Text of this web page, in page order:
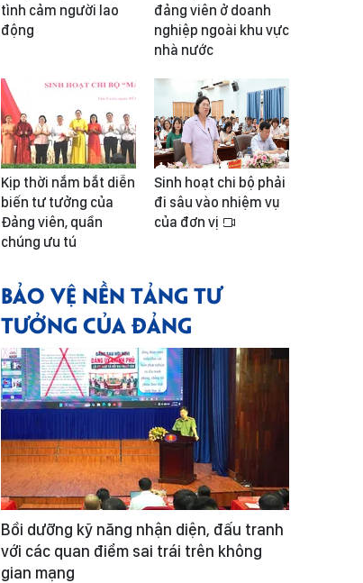
tình cảm người lao
động
đảng viên ở doanh
nghiệp ngoài khu vực
nhà nước
Kịp thời nắm bắt diễn
biến tư tưởng của
Đảng viên, quần
chúng ưu tú
Sinh hoạt chi bộ phải
đi sâu vào nhiệm vụ
của đơn vị
BẢO VỆ NỀN TẢNG TƯ
TƯỞNG CỦA ĐẢNG
Bồi dưỡng kỹ năng nhận diện, đấu tranh
với các quan điểm sai trái trên không
gian mạng